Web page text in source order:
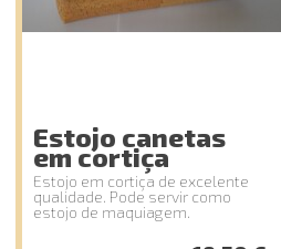
Estojo canetas
em cortiça
Estojo em cortiça de excelente
qualidade. Pode servir como
estojo de maquiagem.